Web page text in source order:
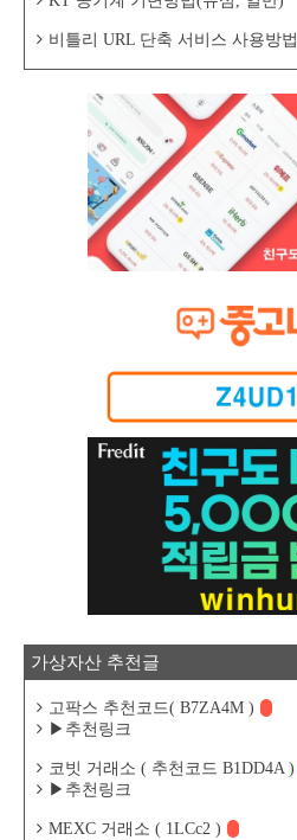
비틀리 URL 단축 서비스 사용방법
가상자산 추천글
고팍스 추천코드( B7ZA4M )
▶추천링크
코빗 거래소 ( 추천코드 B1DD4A )
▶추천링크
MEXC 거래소 ( 1LCc2 )